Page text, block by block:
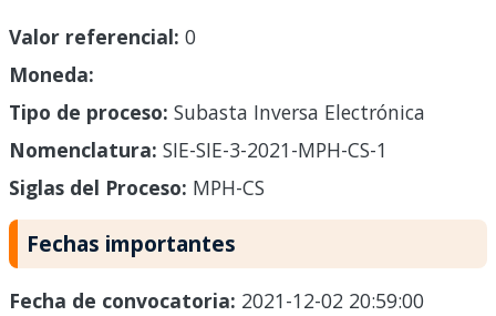
Valor referencial: 0
Moneda:
Tipo de proceso: Subasta Inversa Electrónica
Nomenclatura: SIE-SIE-3-2021-MPH-CS-1
Siglas del Proceso: MPH-CS
Fechas importantes
Fecha de convocatoria: 2021-12-02 20:59:00